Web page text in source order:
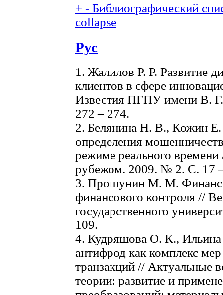
+ - Библиографический
collapse
Рус
1. Жалилов Р. Р. Развитие
клиентов в сфере
Известия ПГПУ имени В.
272 – 274.
2. Белянина Н. В., Кожин
определения
режиме реального
рубежом. 2009. № 2. С. 17
3. Прошунин М. М.
финансового контроля //
государственного
109.
4. Кудряшова О. К.,
антифрод как комплекс
транзакций // Актуальные
теории: развитие и